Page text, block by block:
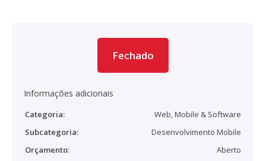
Fechado
Informações adicionais
Categoria:
Web, Mobile & Software
Subcategoria:
Desenvolvimento Mobile
Orçamento:
Aberto